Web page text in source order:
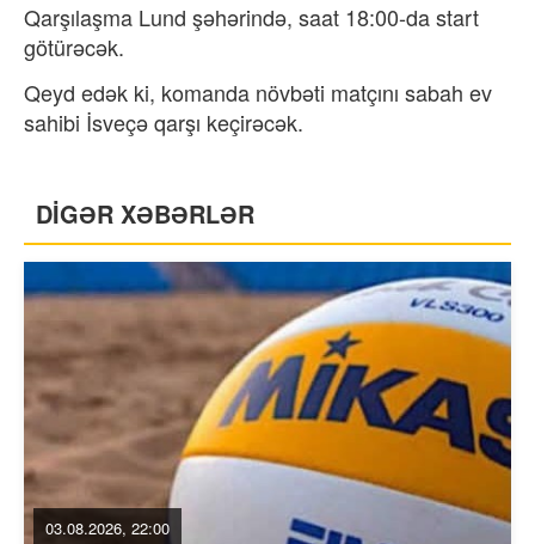
Qarşılaşma Lund şəhərində, saat 18:00-da start
götürəcək.
Qeyd edək ki, komanda növbəti matçını sabah ev
sahibi İsveçə qarşı keçirəcək.
DİGƏR XƏBƏRLƏR
03.08.2026, 22:00